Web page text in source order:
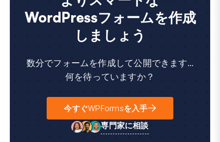
WordPressフォームを作成
しましょう
数分でフォームを作成して公開できます...
何を待っていますか？
今すぐWPFormsを入手
専門家に相談